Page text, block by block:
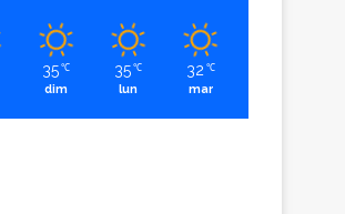
35 ℃
dim
35 ℃
lun
32 ℃
mar